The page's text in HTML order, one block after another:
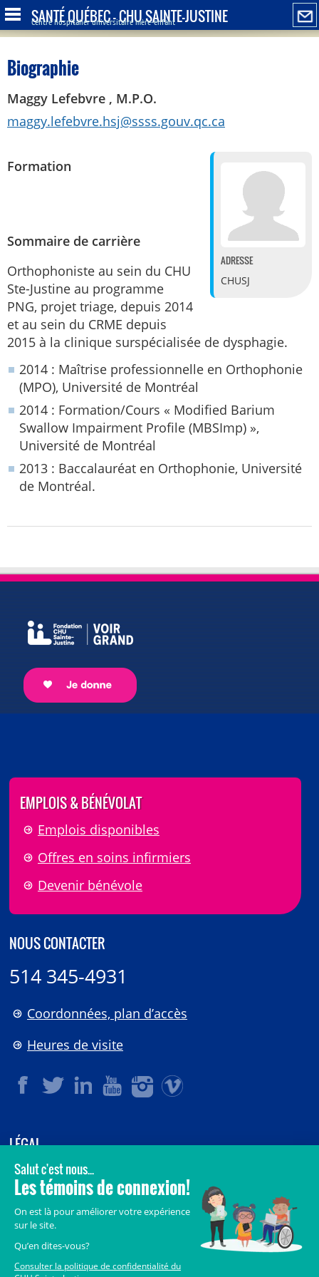
SANTÉ QUÉBEC - CHU SAINTE-JUSTINE
Centre hospitalier universitaire mère-enfant
Biographie
Maggy Lefebvre , M.P.O.
maggy.lefebvre.hsj@ssss.gouv.qc.ca
ADRESSE
CHUSJ
Formation
Sommaire de carrière
Orthophoniste au sein du CHU
Ste-Justine au programme
PNG, projet triage, depuis 2014
et au sein du CRME depuis
2015 à la clinique surspécialisée de dysphagie.
2014 : Maîtrise professionnelle en Orthophonie
(MPO), Université de Montréal
2014 : Formation/Cours « Modified Barium
Swallow Impairment Profile (MBSImp) »,
Université de Montréal
2013 : Baccalauréat en Orthophonie, Université
de Montréal.
EMPLOIS & BÉNÉVOLAT
Emplois disponibles
Offres en soins infirmiers
Devenir bénévole
NOUS CONTACTER
514 345-4931
Coordonnées, plan d’accès
Heures de visite
LÉGAL
© 2006-2026CHU Sainte-Justine.
Tous droits réservés.
Crédits
Accès aux documents des organismes publics